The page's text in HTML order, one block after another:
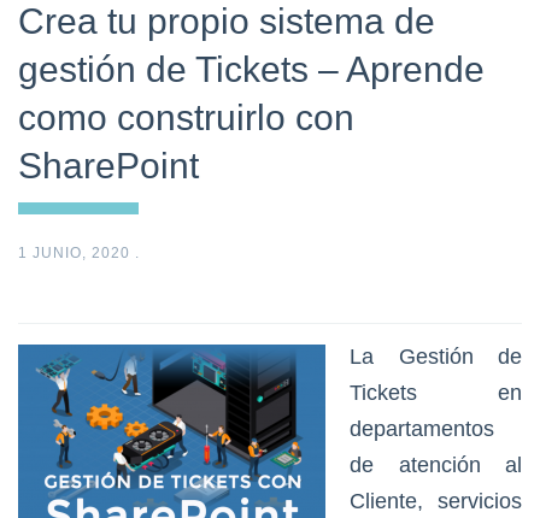
Crea tu propio sistema de
gestión de Tickets – Aprende
como construirlo con
SharePoint
1 JUNIO, 2020 .
La Gestión de
Tickets en
departamentos
de atención al
Cliente, servicios